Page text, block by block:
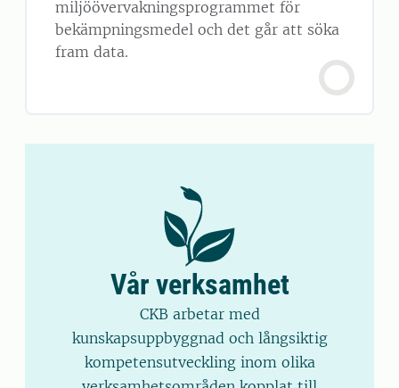
miljöövervakningsprogrammet för
bekämpningsmedel och det går att söka
fram data.
Vår verksamhet
CKB arbetar med
kunskapsuppbyggnad och långsiktig
kompetensutveckling inom olika